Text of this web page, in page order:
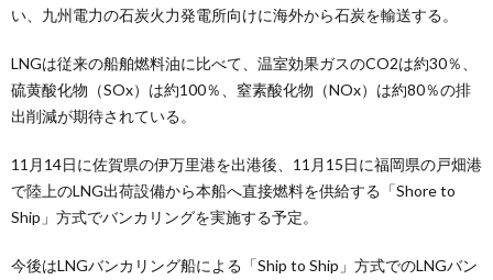
い、九州電力の石炭火力発電所向けに海外から石炭を輸送する。
LNGは従来の船舶燃料油に比べて、温室効果ガスのCO2は約30％、
硫黄酸化物（SOx）は約100％、窒素酸化物（NOx）は約80％の排
出削減が期待されている。
11月14日に佐賀県の伊万里港を出港後、11月15日に福岡県の戸畑港
で陸上のLNG出荷設備から本船へ直接燃料を供給する「Shore to
Ship」方式でバンカリングを実施する予定。
今後はLNGバンカリング船による「Ship to Ship」方式でのLNGバン